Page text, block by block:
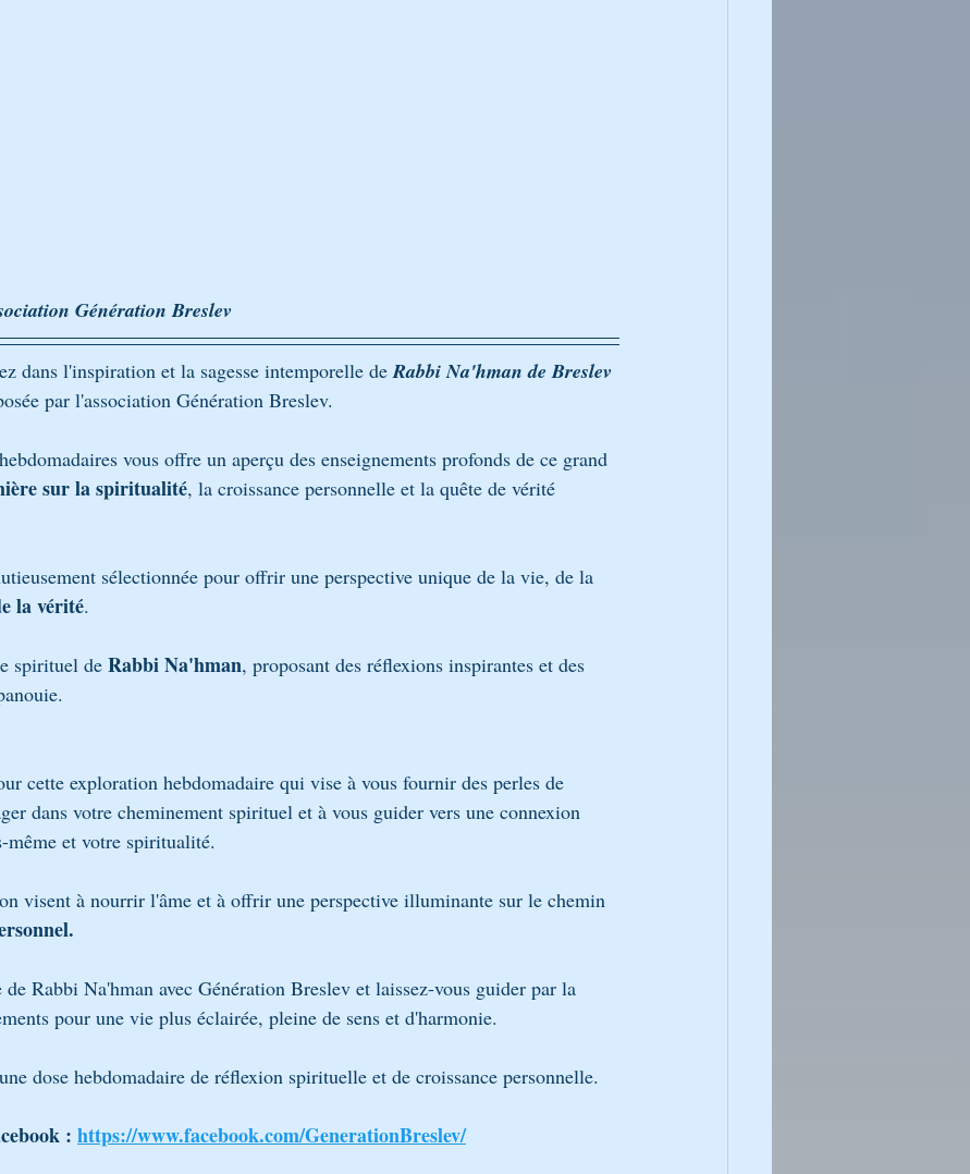
Génération Breslev
dans l'inspiration et la sagesse intemporelle de Rabbi Na'hman de Breslev
par l'association Génération Breslev.
vous offre un aperçu des enseignements profonds de ce grand
sur la spiritualité, la croissance personnelle et la quête de vérité
sélectionnée pour offrir une perspective unique de la vie, de la
la vérité.
spirituel de Rabbi Na'hman, proposant des réflexions inspirantes et des
cette exploration hebdomadaire qui vise à vous fournir des perles de
dans votre cheminement spirituel et à vous guider vers une connexion
même et votre spiritualité.
visent à nourrir l'âme et à offrir une perspective illuminante sur le chemin
de Rabbi Na'hman avec Génération Breslev et laissez-vous guider par la
pour une vie plus éclairée, pleine de sens et d'harmonie.
dose hebdomadaire de réflexion spirituelle et de croissance personnelle.
: https://www.facebook.com/GenerationBreslev/